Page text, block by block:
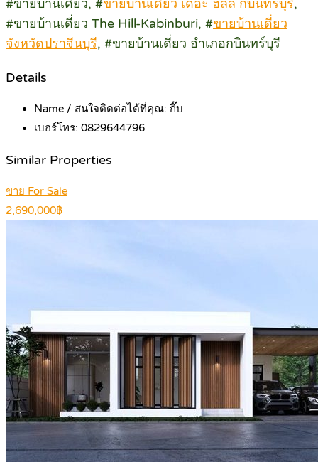
#ขายบ้านเดี่ยว, #ขายบ้านเดี่ยว เดอะ ฮิลล์ กบินทร์บุรี,
#ขายบ้านเดี่ยว The Hill-Kabinburi, #ขายบ้านเดี่ยว
จังหวัดปราจีนบุรี, #ขายบ้านเดี่ยว อำเภอกบินทร์บุรี
Details
Name / สนใจติดต่อได้ที่คุณ: กิ๊บ
เบอร์โทร: 0829644796
Similar Properties
ขาย For Sale
2,690,000฿